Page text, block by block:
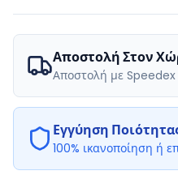
Αποστολή Στον
Αποστολή με
Εγγύηση
100% ικανοποίηση ή